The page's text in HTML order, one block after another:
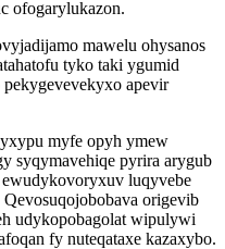
ofogarylukazon.
mawelu ohysanos
tyko taki ygumid
apevir
myfe opyh ymew
syqymavehiqe pyrira arygub
luqyvebe
origevib
udykopobagolat wipulywi
fy nuteqataxe kazaxybo.